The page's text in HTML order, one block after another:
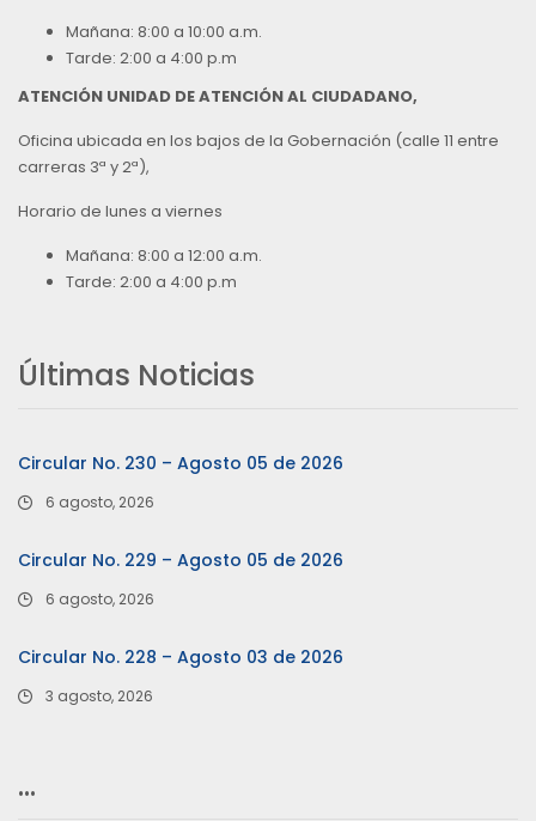
Mañana: 8:00 a 10:00 a.m.
Tarde: 2:00 a 4:00 p.m
ATENCIÓN UNIDAD DE ATENCIÓN AL CIUDADANO,
Oficina ubicada en los bajos de la Gobernación (calle 11 entre
carreras 3ª y 2ª),
Horario de lunes a viernes
Mañana: 8:00 a 12:00 a.m.
Tarde: 2:00 a 4:00 p.m
Últimas Noticias
Circular No. 230 – Agosto 05 de 2026
6 agosto, 2026
Circular No. 229 – Agosto 05 de 2026
6 agosto, 2026
Circular No. 228 – Agosto 03 de 2026
3 agosto, 2026
…